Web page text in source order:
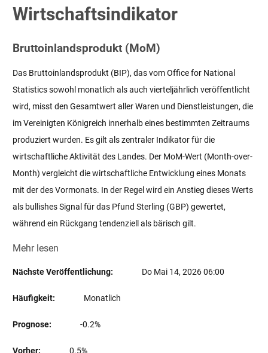
Wirtschaftsindikator
Bruttoinlandsprodukt (MoM)
Das Bruttoinlandsprodukt (BIP), das vom Office for National
Statistics sowohl monatlich als auch vierteljährlich veröffentlicht
wird, misst den Gesamtwert aller Waren und Dienstleistungen, die
im Vereinigten Königreich innerhalb eines bestimmten Zeitraums
produziert wurden. Es gilt als zentraler Indikator für die
wirtschaftliche Aktivität des Landes. Der MoM-Wert (Month-over-
Month) vergleicht die wirtschaftliche Entwicklung eines Monats
mit der des Vormonats. In der Regel wird ein Anstieg dieses Werts
als bullishes Signal für das Pfund Sterling (GBP) gewertet,
während ein Rückgang tendenziell als bärisch gilt.
Mehr lesen
Nächste Veröffentlichung: Do Mai 14, 2026 06:00
Häufigkeit: Monatlich
Prognose: -0.2%
Vorher: 0.5%